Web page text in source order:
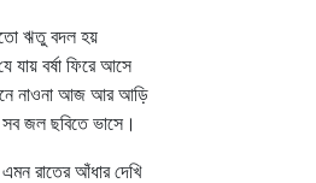
ঋতু বদল হয়
যায় বর্ষা ফিরে আসে
নাওনা আজ আর আড়ি
সব জল ছবিতে ভাসে।
রাতের আঁধার দেখি